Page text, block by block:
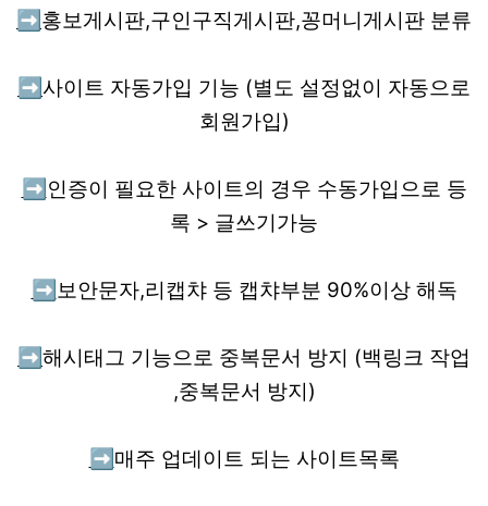
➡️ 홍보게시판,구인구직게시판,꽁머니게시판 분류
➡️ 사이트 자동가입 기능 (별도 설정없이 자동으로
회원가입)
➡️ 인증이 필요한 사이트의 경우 수동가입으로 등
록 > 글쓰기가능
➡️ 보안문자,리캡챠 등 캡챠부분 90%이상 해독
➡️해시태그 기능으로 중복문서 방지 (백링크 작업
,중복문서 방지)
➡️ 매주 업데이트 되는 사이트목록